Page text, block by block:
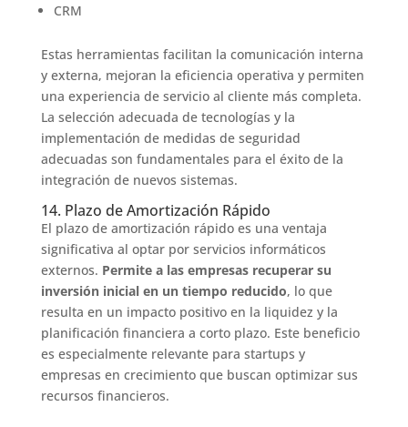
CRM
Estas herramientas facilitan la comunicación interna
y externa, mejoran la eficiencia operativa y permiten
una experiencia de servicio al cliente más completa.
La selección adecuada de tecnologías y la
implementación de medidas de seguridad
adecuadas son fundamentales para el éxito de la
integración de nuevos sistemas.
14. Plazo de Amortización Rápido
El plazo de amortización rápido es una ventaja
significativa al optar por servicios informáticos
externos. Permite a las empresas recuperar su
inversión inicial en un tiempo reducido, lo que
resulta en un impacto positivo en la liquidez y la
planificación financiera a corto plazo. Este beneficio
es especialmente relevante para startups y
empresas en crecimiento que buscan optimizar sus
recursos financieros.